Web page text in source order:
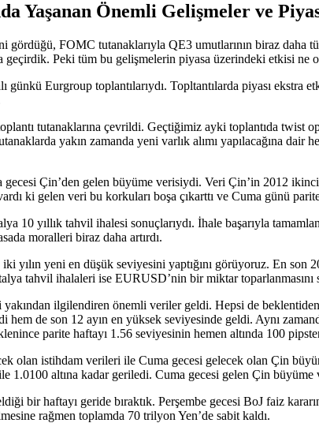
Yaşanan Önemli Gelişmeler ve
FOMC tutanaklarıyla QE3 umutlarının biraz daha
geçirdik. Peki tüm bu gelişmelerin piyasa üzerindeki etkisi ne
günkü Eurgroup toplantılarıydı. Topltantılarda piyası ekstra
tutanaklarına çevrildi. Geçtiğimiz ayki toplantıda twist
yakın zamanda yeni varlık alımı yapılacağına
Çin’den gelen büyüme verisiydi. Veri Çin’in 2012
ki gelen veri bu korkuları boşa çıkarttı ve Cuma günü
10 yıllık tahvil ihalesi sonuçlarıydı. İhale başarıyla
moralleri biraz daha artırdı.
yılın yeni en düşük seviyesini yaptığını görüyoruz. En
tahvil ihalaleri ise EURUSD’nin bir miktar toparlanmasını
ilgilendiren önemli veriler geldi. Hepsi de
de son 12 ayın en yüksek seviyesinde geldi. Aynı
parite haftayı 1.56 seviyesinin hemen altında 100
olan istihdam verileri ile Cuma gecesi gelecek olan Çin
1.0100 altına kadar geriledi. Cuma gecesi gelen Çin
bir haftayı geride bıraktık. Perşembe gecesi BoJ faiz
rağmen toplamda 70 trilyon Yen’de sabit kaldı.